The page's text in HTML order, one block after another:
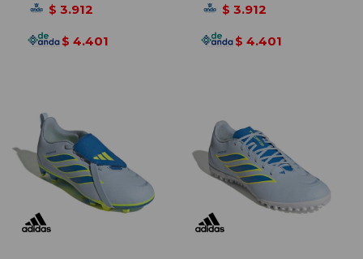
$ 3.912
$ 4.401
$ 3.912
$ 4.401